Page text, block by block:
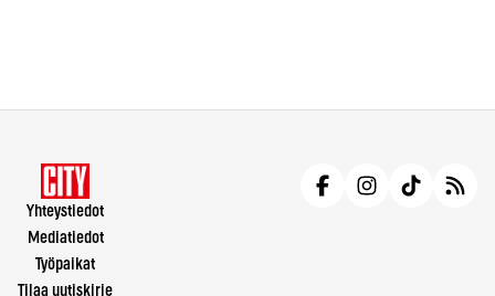
Yhteystiedot
Mediatiedot
Työpaikat
Tilaa uutiskirje